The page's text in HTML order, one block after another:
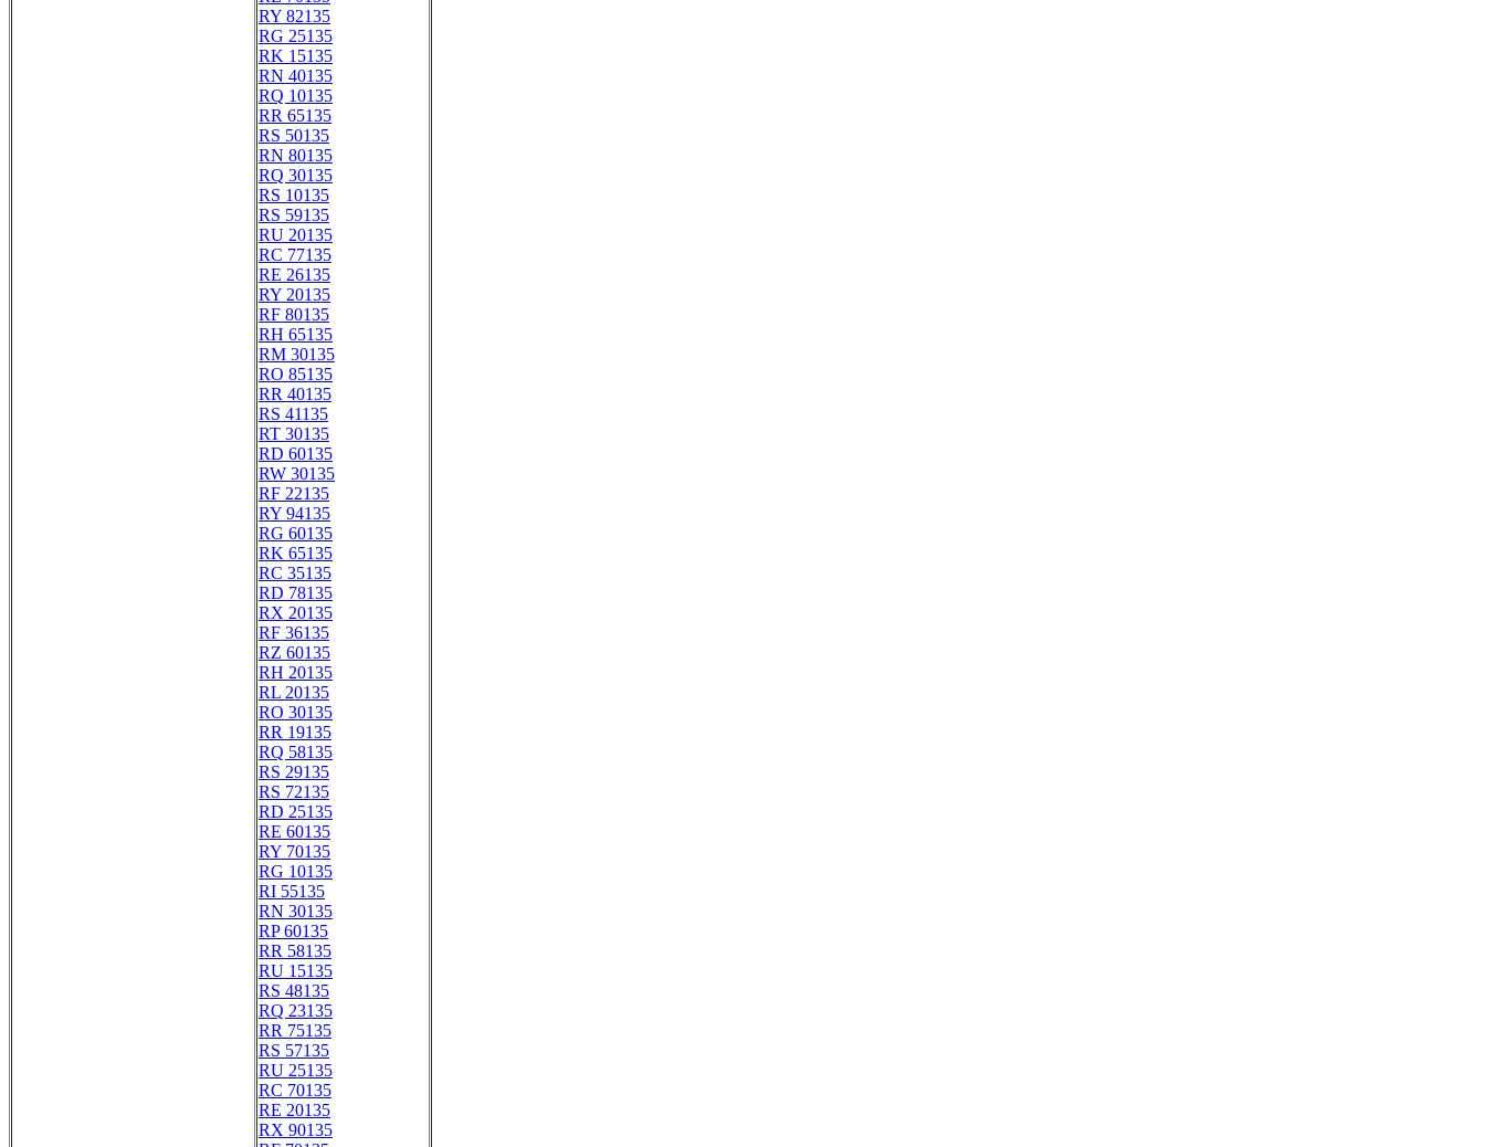
RY 82135
RG 25135
RK 15135
RN 40135
RQ 10135
RR 65135
RS 50135
RN 80135
RQ 30135
RS 10135
RS 59135
RU 20135
RC 77135
RE 26135
RY 20135
RF 80135
RH 65135
RM 30135
RO 85135
RR 40135
RS 41135
RT 30135
RD 60135
RW 30135
RF 22135
RY 94135
RG 60135
RK 65135
RC 35135
RD 78135
RX 20135
RF 36135
RZ 60135
RH 20135
RL 20135
RO 30135
RR 19135
RQ 58135
RS 29135
RS 72135
RD 25135
RE 60135
RY 70135
RG 10135
RI 55135
RN 30135
RP 60135
RR 58135
RU 15135
RS 48135
RQ 23135
RR 75135
RS 57135
RU 25135
RC 70135
RE 20135
RX 90135